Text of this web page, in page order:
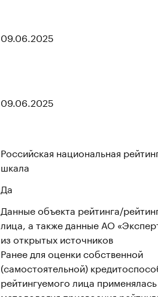
09.06.2025
09.06.2025
Российская национальная
шкала
Да
Данные объекта рейтинга/
лица, а также данные АО
из открытых источников
Ранее для оценки собственной
(самостоятельной)
рейтингуемого лица применялась